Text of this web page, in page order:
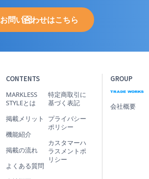
お問い合わせはこちら
CONTENTS
MARKLESS
STYLEとは
掲載メリット
機能紹介
掲載の流れ
よくある質問
特定商取引に
基づく表記
プライバシー
ポリシー
カスタマーハ
ラスメントポ
リシー
GROUP
会社概要